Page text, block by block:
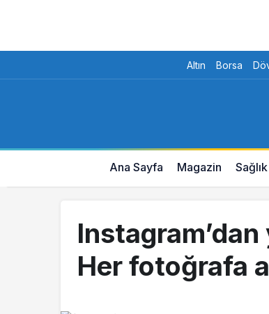
Altın Borsa
Ana Sayfa Magazin Sağlık
Her fotoğrafa